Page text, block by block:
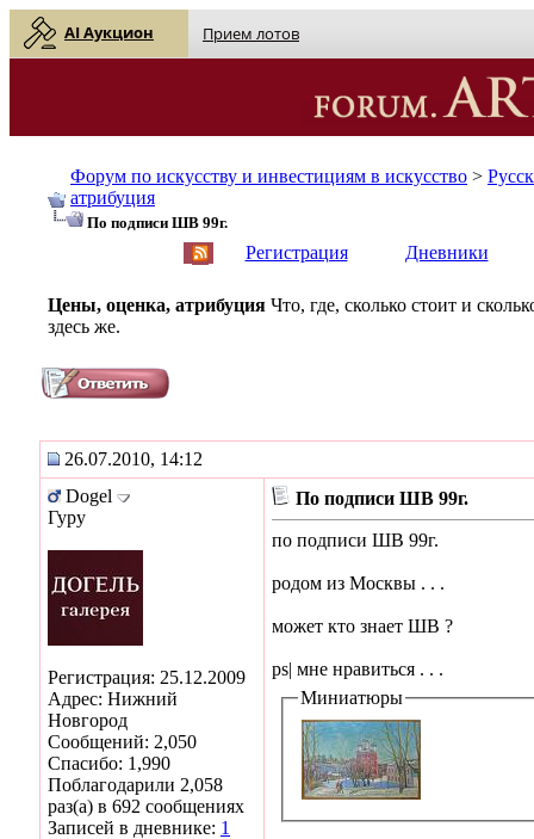
AI Аукцион Прием лотов
Форум по искусству и инвестициям в искусство >
атрибуция
По подписи ШВ 99г.
Регистрация Дневники
Цены, оценка, атрибуция Что, где, сколько стоит и
здесь же.
26.07.2010, 14:12
Dogel
Гуру
Регистрация: 25.12.2009
Адрес: Нижний
Новгород
Сообщений: 2,050
Спасибо: 1,990
Поблагодарили 2,058
раз(а) в 692 сообщениях
Записей в дневнике: 1
По подписи ШВ 99г.
по подписи ШВ 99г.
родом из Москвы . . .
может кто знает ШВ ?
ps| мне нравиться . . .
Миниатюры